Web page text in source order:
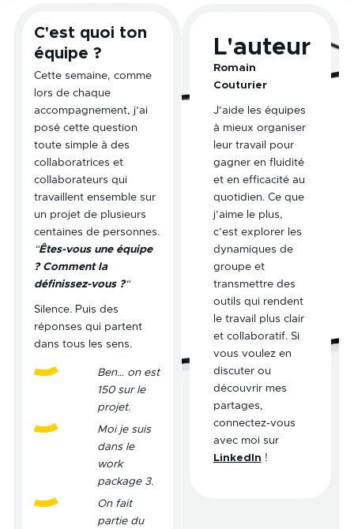
C'est quoi ton
équipe ?
Cette semaine, comme
lors de chaque
accompagnement, j’ai
posé cette question
toute simple à des
collaboratrices et
collaborateurs qui
travaillent ensemble sur
un projet de plusieurs
centaines de personnes.
“Êtes-vous une équipe
? Comment la
définissez-vous ?“
Silence. Puis des
réponses qui partent
dans tous les sens.
Ben… on est
150 sur le
projet.
Moi je suis
dans le
work
package 3.
On fait
partie du
L'auteur
Romain
Couturier
J’aide les équipes
à mieux organiser
leur travail pour
gagner en fluidité
et en efficacité au
quotidien. Ce que
j’aime le plus,
c’est explorer les
dynamiques de
groupe et
transmettre des
outils qui rendent
le travail plus clair
et collaboratif. Si
vous voulez en
discuter ou
découvrir mes
partages,
connectez-vous
avec moi sur
LinkedIn !